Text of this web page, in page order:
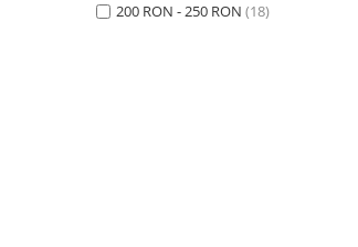
200 RON - 250 RON (18)